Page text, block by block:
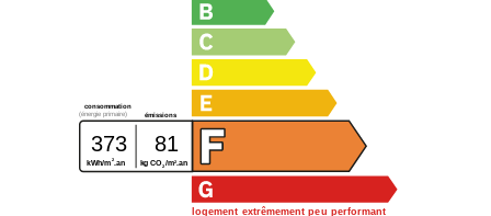
logement extrêmement peu performant
consommation
émissions
(énergie primaire)
373 81
kWh/m 2 .an kg CO2/m2 .an